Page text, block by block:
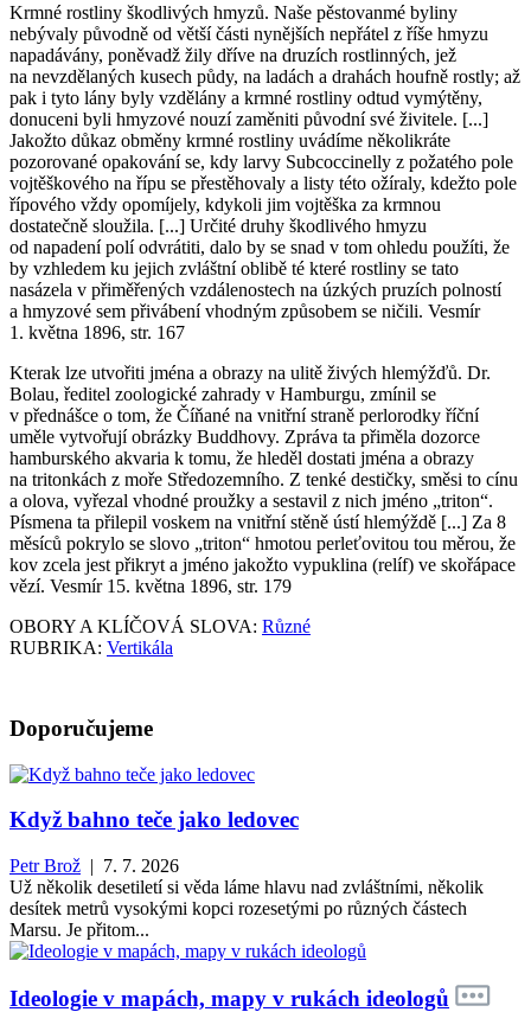
Krmné rostliny škodlivých hmyzů. Naše pěstovanmé byliny
nebývaly původně od větší části nynějších nepřátel z říše hmyzu
napadávány, poněvadž žily dříve na druzích rostlinných, jež
na nevzdělaných kusech půdy, na ladách a drahách houfně rostly; až
pak i tyto lány byly vzdělány a krmné rostliny odtud vymýtěny,
donuceni byli hmyzové nouzí zaměniti původní své živitele. [...]
Jakožto důkaz obměny krmné rostliny uvádíme několikráte
pozorované opakování se, kdy larvy Subcoccinelly z požatého pole
vojtěškového na řípu se přestěhovaly a listy této ožíraly, kdežto pole
řípového vždy opomíjely, kdykoli jim vojtěška za krmnou
dostatečně sloužila. [...] Určité druhy škodlivého hmyzu
od napadení polí odvrátiti, dalo by se snad v tom ohledu použíti, že
by vzhledem ku jejich zvláštní oblibě té které rostliny se tato
nasázela v přiměřených vzdálenostech na úzkých pruzích polností
a hmyzové sem přivábení vhodným způsobem se ničili. Vesmír
1. května 1896, str. 167
Kterak lze utvořiti jména a obrazy na ulitě živých hlemýžďů. Dr.
Bolau, ředitel zoologické zahrady v Hamburgu, zmínil se
v přednášce o tom, že Číňané na vnitřní straně perlorodky říční
uměle vytvořují obrázky Buddhovy. Zpráva ta přiměla dozorce
hamburského akvaria k tomu, že hleděl dostati jména a obrazy
na tritonkách z moře Středozemního. Z tenké destičky, směsi to cínu
a olova, vyřezal vhodné proužky a sestavil z nich jméno „triton“.
Písmena ta přilepil voskem na vnitřní stěně ústí hlemýždě [...] Za 8
měsíců pokrylo se slovo „triton“ hmotou perleťovitou tou měrou, že
kov zcela jest přikryt a jméno jakožto vypuklina (relíf) ve skořápace
vězí. Vesmír 15. května 1896, str. 179
OBORY A KLÍČOVÁ SLOVA: Různé
RUBRIKA: Vertikála
Doporučujeme
Když bahno teče jako ledovec
Petr Brož | 7. 7. 2026
Už několik desetiletí si věda láme hlavu nad zvláštními, několik
desítek metrů vysokými kopci rozesetými po různých částech
Marsu. Je přitom...
Ideologie v mapách, mapy v rukách ideologů